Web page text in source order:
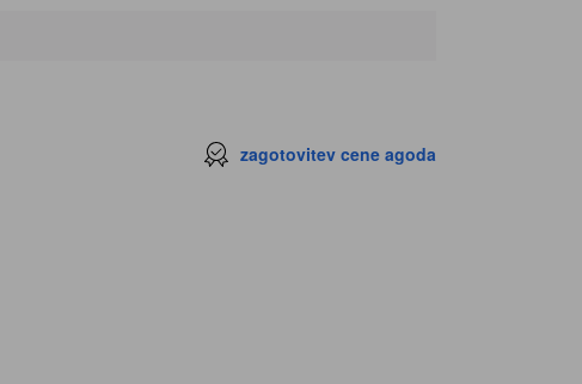
zagotovitev cene agoda